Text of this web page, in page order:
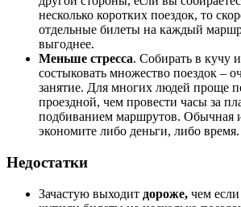
несколько коротких поездок, то
отдельные билеты на каждый
выгоднее.
Меньше стресса. Собирать в кучу
состыковать множество поездок –
занятие. Для многих людей проще
проездной, чем провести часы за
подбиванием маршрутов. Обычная
экономите либо деньги, либо время.
Недостатки
Зачастую выходит дороже, чем